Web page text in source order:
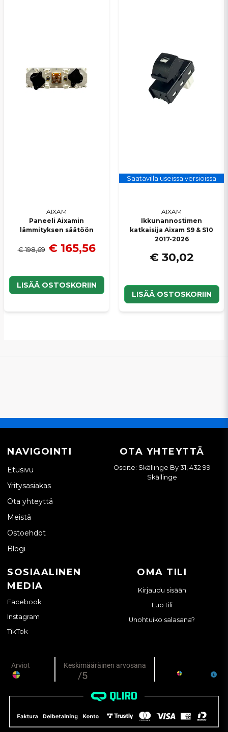
AIXAM
Paneeli Aixamin
lämmityksen säätöön
€ 198,69 € 165,56
LISÄÄ OSTOSKORIIN
Saatavilla useissa versioissa
AIXAM
Ikkunannostimen
katkaisija Aixam S9 & S10
2017-2026
€ 30,02
LISÄÄ OSTOSKORIIN
NAVIGOINTI
Etusivu
Yritysasiakas
Ota yhteyttä
Meistä
Ostoehdot
Blogi
OTA YHTEYTTÄ
Osoite: Skällinge By 31, 432 99
Skällinge
SOSIAALINEN
MEDIA
Facebook
Instagram
TikTok
OMA TILI
Kirjaudu sisään
Luo tili
Unohtuiko salasana?